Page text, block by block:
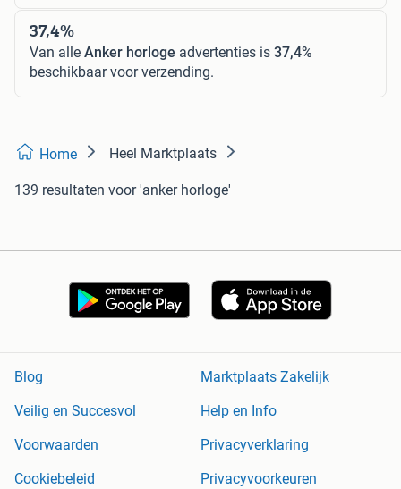
37,4%
Van alle Anker horloge advertenties is 37,4%
beschikbaar voor verzending.
Home Heel Marktplaats
139 resultaten voor 'anker horloge'
Blog
Marktplaats Zakelijk
Veilig en Succesvol
Help en Info
Voorwaarden
Privacyverklaring
Cookiebeleid
Privacyvoorkeuren